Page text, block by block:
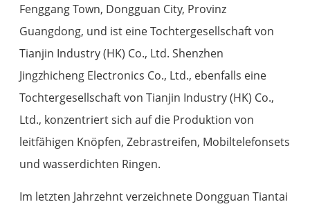
Fenggang Town, Dongguan City, Provinz
Guangdong, und ist eine Tochtergesellschaft von
Tianjin Industry (HK) Co., Ltd. Shenzhen
Jingzhicheng Electronics Co., Ltd., ebenfalls eine
Tochtergesellschaft von Tianjin Industry (HK) Co.,
Ltd., konzentriert sich auf die Produktion von
leitfähigen Knöpfen, Zebrastreifen, Mobiltelefonsets
und wasserdichten Ringen.
Im letzten Jahrzehnt verzeichnete Dongguan Tiantai